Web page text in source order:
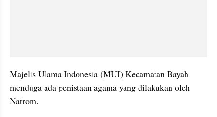
Majelis Ulama Indonesia (MUI) Kecamatan Bayah
menduga ada penistaan agama yang dilakukan oleh
Natrom.